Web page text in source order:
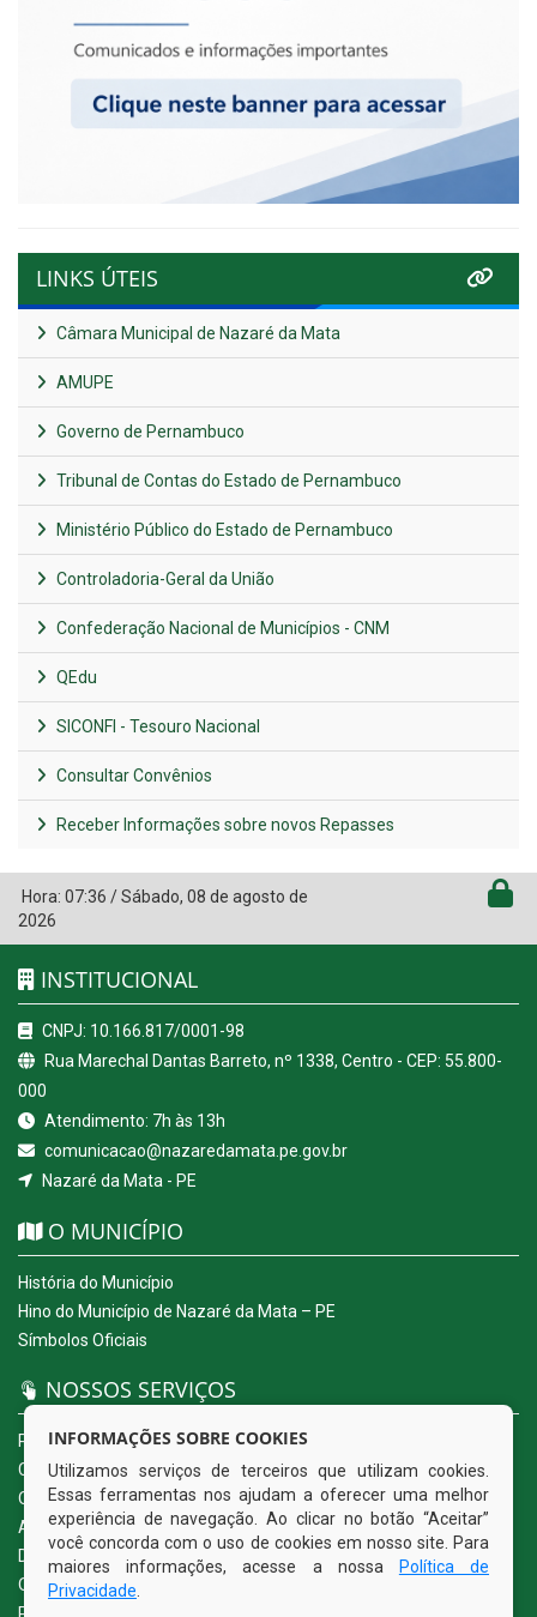
LINKS ÚTEIS
Câmara Municipal de Nazaré da Mata
AMUPE
Governo de Pernambuco
Tribunal de Contas do Estado de Pernambuco
Ministério Público do Estado de Pernambuco
Controladoria-Geral da União
Confederação Nacional de Municípios - CNM
QEdu
SICONFI - Tesouro Nacional
Consultar Convênios
Receber Informações sobre novos Repasses
Hora: 07:36 /Sábado, 08 de agosto de
2026
INSTITUCIONAL
CNPJ: 10.166.817/0001-98
Rua Marechal Dantas Barreto, nº 1338, Centro - CEP: 55.800-
000
Atendimento: 7h às 13h
comunicacao@nazaredamata.pe.gov.br
Nazaré da Mata - PE
O MUNICÍPIO
História do Município
Hino do Município de Nazaré da Mata – PE
Símbolos Oficiais
NOSSOS SERVIÇOS
Portal da Transparência
Carta de Serviços ao Usuário
Ouvidoria Eletrônica
Acesso a Informação (eSIC)
Diário Oficial
Quadro de Avisos
INFORMAÇÕES SOBRE COOKIES
Utilizamos serviços de terceiros que utilizam cookies.
Essas ferramentas nos ajudam a oferecer uma melhor
experiência de navegação. Ao clicar no botão “Aceitar”
você concorda com o uso de cookies em nosso site. Para
maiores informações, acesse a nossa
Política de
Privacidade